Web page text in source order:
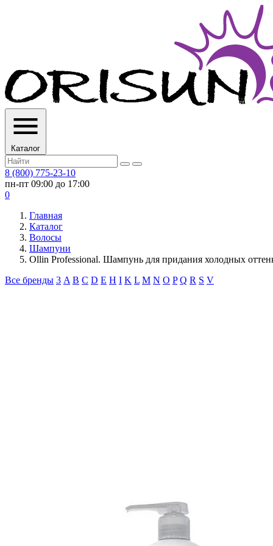
Каталог
8 (800) 775-23-10
пн-пт 09:00 до 17:00
0
Главная
Каталог
Волосы
Шампуни
Ollin Professional. Шампунь для придания холодных
Все бренды 3 A B C D E H I K L M N O P Q R S V